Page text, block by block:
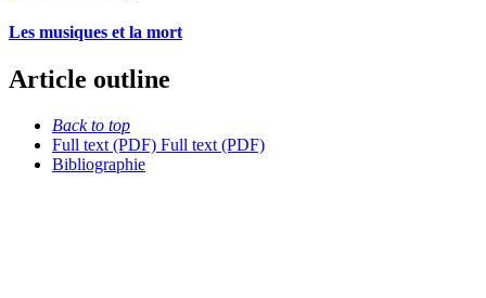
Les musiques et la mort
Article outline
Back to top
Full text (PDF) Full text (PDF)
Bibliographie